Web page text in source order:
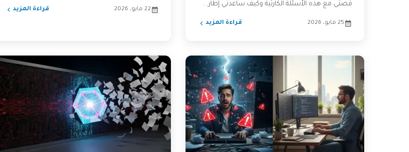
قصتي مع هذه الأسئلة الكارثية وكيف ساعدني إطار...
25 مايو، 2026 قراءة المزيد
22 مايو، 2026 قراءة المزيد